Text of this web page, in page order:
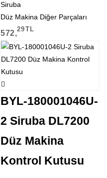
Siruba
Düz Makina Diğer Parçaları
572,29TL
BYL-180001046U-
2 Siruba DL7200
Düz Makina
Kontrol Kutusu